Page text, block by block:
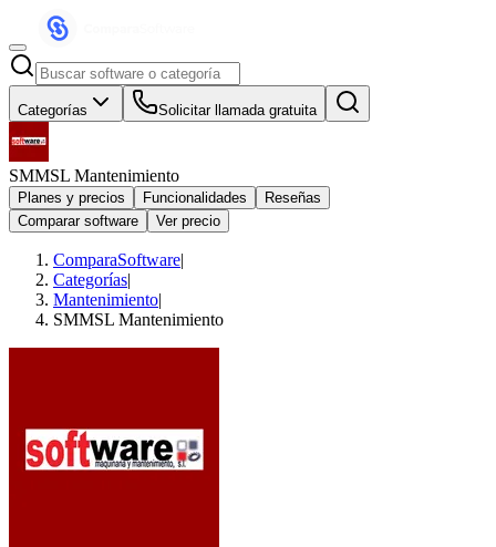
Categorías Solicitar llamada gratuita
SMMSL Mantenimiento
Planes y precios Funcionalidades
Reseñas
Comparar software
Ver precio
ComparaSoftware|
Categorías|
Mantenimiento|
SMMSL Mantenimiento